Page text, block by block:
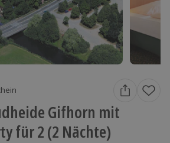
Gifhorn mit
für 2 (2 Nächte)